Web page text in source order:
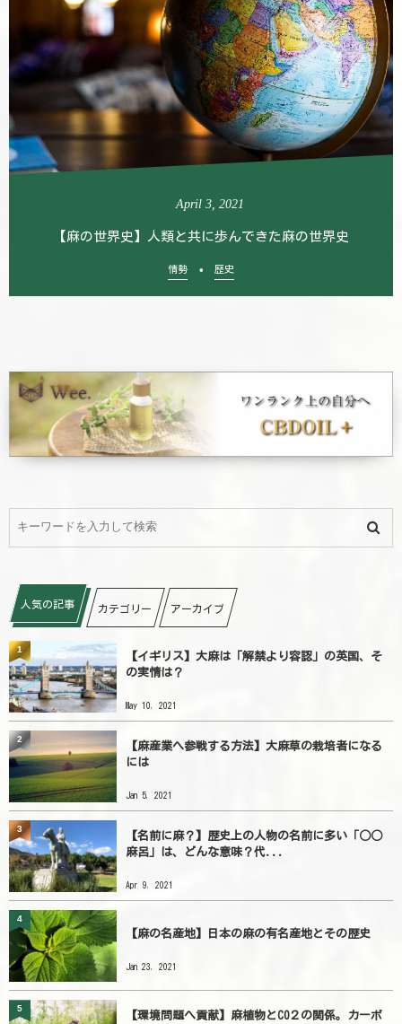
April 3 2021
【麻の世界史】人類と共に歩んできた麻の世界史
情勢 歴史
人気の記事 カテゴリー アーカイブ
【イギリス】大麻は「解禁より容認」の英国、そ
の実情は？
May 10, 2021
1
【麻産業へ参戦する方法】大麻草の栽培者になる
には
Jan 5, 2021
2
【名前に麻？】歴史上の人物の名前に多い「○○
麻呂」は、どんな意味？代...
Apr 9, 2021
3
【麻の名産地】日本の麻の有名産地とその歴史
Jan 23, 2021
4
【環境問題へ貢献】麻植物とCO２の関係。カーボ
5